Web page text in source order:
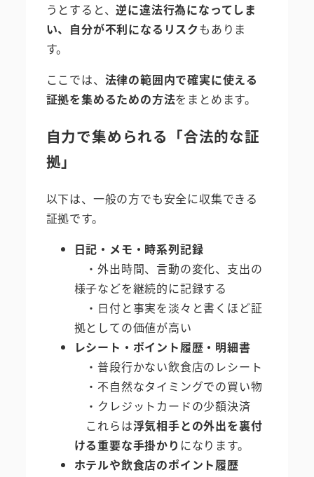
うとすると、逆に違法行為になってしま
い、自分が不利になるリスクもありま
す。
ここでは、 法律の範囲内で確実に使える
証拠を集めるための方法をまとめます。
自力で集められる「合法的な証
拠」
以下は、一般の方でも安全に収集できる
証拠です。
日記・メモ・時系列記録
・外出時間、言動の変化、支出の
様子などを継続的に記録する
・日付と事実を淡々と書くほど証
拠としての価値が高い
レシート・ポイント履歴・明細書
・普段行かない飲食店のレシート
・不自然なタイミングでの買い物
・クレジットカードの少額決済
これらは浮気相手との外出を裏付
ける重要な手掛かり になります。
ホテルや飲食店のポイント履歴